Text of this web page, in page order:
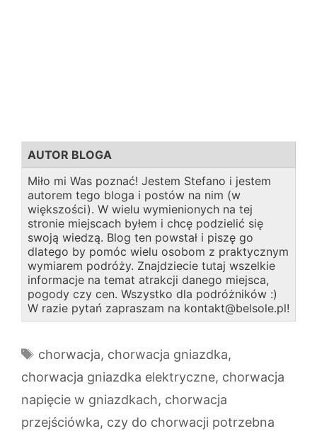
AUTOR BLOGA
Miło mi Was poznać! Jestem Stefano i jestem
autorem tego bloga i postów na nim (w
większości). W wielu wymienionych na tej
stronie miejscach byłem i chcę podzielić się
swoją wiedzą. Blog ten powstał i piszę go
dlatego by pomóc wielu osobom z praktycznym
wymiarem podróży. Znajdziecie tutaj wszelkie
informacje na temat atrakcji danego miejsca,
pogody czy cen. Wszystko dla podróżników :)
W razie pytań zapraszam na kontakt@belsole.pl!
Tagi
chorwacja, chorwacja gniazdka,
chorwacja gniazdka elektryczne, chorwacja
napięcie w gniazdkach, chorwacja
przejściówka, czy do chorwacji potrzebna